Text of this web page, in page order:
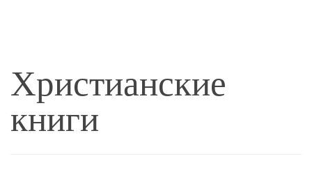
Христианские
книги